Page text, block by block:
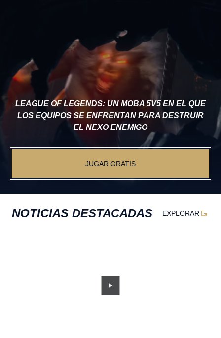
LEAGUE OF LEGENDS: UN MOBA 5V5 EN EL QUE
LOS EQUIPOS SE ENFRENTAN PARA DESTRUIR
EL NEXO ENEMIGO
JUGAR GRATIS
NOTICIAS DESTACADAS EXPLORAR